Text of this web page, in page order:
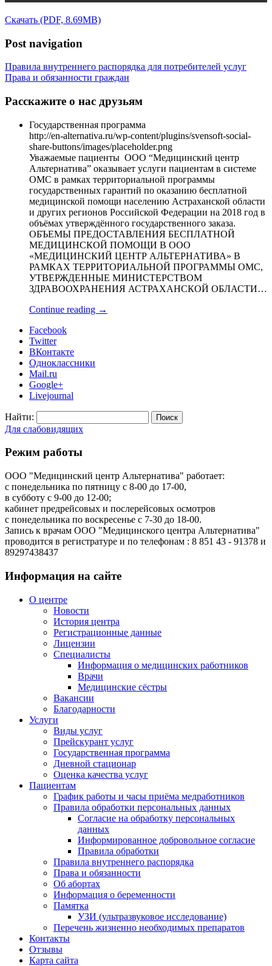
Скачать (PDF, 8.69MB)
Post navigation
Правила внутреннего распорядка для потребителей услуг
Права и обязанности граждан
Расскажите о нас друзьям
Государственная программа
http://en-alternativa.ru/wp-content/plugins/svensoft-social-
share-buttons/images/placeholder.png
Уважаемые пациенты ООО “Медицинский центр
Альтернатива” оказывает услуги пациентам в системе
ОМС в рамках территориальной программы
государственных гарантий по оказанию бесплатной
медицинской помощи населению Астраханской области
и других регионов Российской Федерации на 2018 год в
объёмах утверждённого государственного заказа.
ОБЪЕМЫ ПРЕДОСТАВЛЕНИЯ БЕСПЛАТНОЙ
МЕДИЦИНСКОЙ ПОМОЩИ В ООО
«МЕДИЦИНСКИЙ ЦЕНТР АЛЬТЕРНАТИВА» В
РАМКАХ ТЕРРИТОРИАЛЬНОЙ ПРОГРАММЫ ОМС,
УТВЕРЖДЕННЫЕ МИНИСТЕРСТВОМ
ЗДРАВООХРАНЕНИЯ АСТРАХАНСКОЙ ОБЛАСТИ…
Continue reading →
Facebook
Twitter
ВКонтакте
Одноклассники
Mail.ru
Google+
Livejournal
Найти:
Для слабовидящих
Режим работы
ООО "Медицинский центр Альтернатива" работает:
с понедельника по пятницу с 8-00 до 17-00,
в субботу с 9-00 до 12-00;
кабинет предрейсовых и послерейсовых осмотров
с понедельника по воскресенье с 7-30 до 18-00.
Запись к врачам ООО "Медицинского центра Альтернатива"
проводится в регистратуре и по телефонам : 8 851 43 - 91378 и
89297438437
Информация на сайте
О центре
Новости
История центра
Регистрационные данные
Лицензии
Специалисты
Информация о медицинских работников
Врачи
Медицинские сёстры
Вакансии
Благодарности
Услуги
Виды услуг
Прейскурант услуг
Государственная программа
Дневной стационар
Оценка качества услуг
Пациентам
График работы и часы приёма медработников
Правила обработки персональных данных
Согласие на обработку персональных
данных
Информированное добровольное согласие
Правила обработки
Правила внутреннего распорядка
Права и обязанности
Об абортах
Информация о беременности
Памятка
УЗИ (ультразвуковое исследование)
Перечень жизненно необходимых препаратов
Контакты
Отзывы
Карта сайта